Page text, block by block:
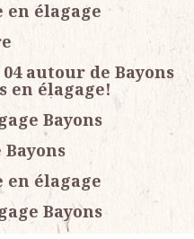
en élagage
autour de Bayons
en élagage!
Bayons
en élagage
Bayons